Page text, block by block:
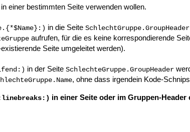
einer bestimmten Seite verwenden wollen.
in die Seite SchlechtGruppe.GroupHeader
aufrufen, für die es keine korrespondierende
Seite umgeleitet werden).
in der Seite SchlechteGruppe.GroupHeader
, ohne dass irgendein Kode-
in einer Seite oder im Gruppen-Header